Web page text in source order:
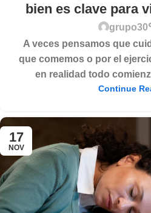
bien es clave para
grupo30
A veces pensamos que
que comemos o por el
en realidad todo
Continue
17
NOV